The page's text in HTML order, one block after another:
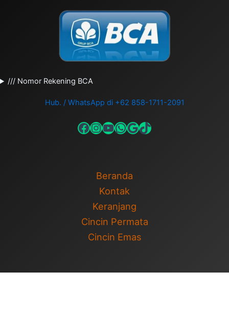
/// Nomor Rekening BCA
Hub. / WhatsApp di +62 858-1711-2091
Beranda
Kontak
Keranjang
Cincin Permata
Cincin Emas